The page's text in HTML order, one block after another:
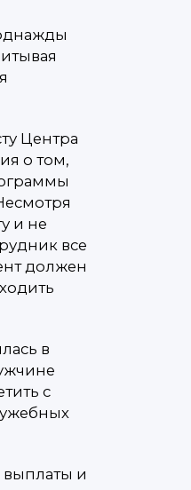
Центра
о том,
и не
все
должен
в
с
выплаты и